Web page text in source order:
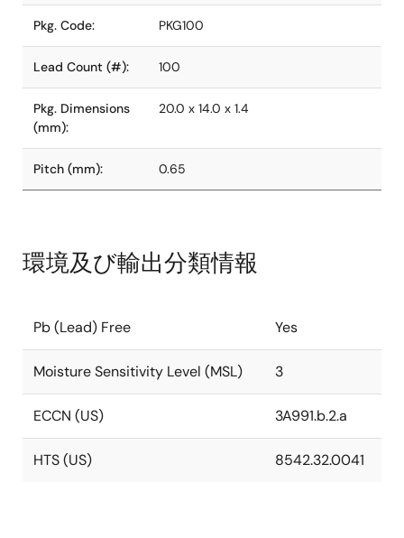
Pkg. Code: PKG100
Lead Count (#): 100
Pkg. Dimensions
(mm):
20.0 x 14.0 x 1.4
Pitch (mm): 0.65
環境及び輸出分類情報
Pb (Lead) Free Yes
Moisture Sensitivity Level (MSL) 3
ECCN (US) 3A991.b.2.a
HTS (US) 8542.32.0041